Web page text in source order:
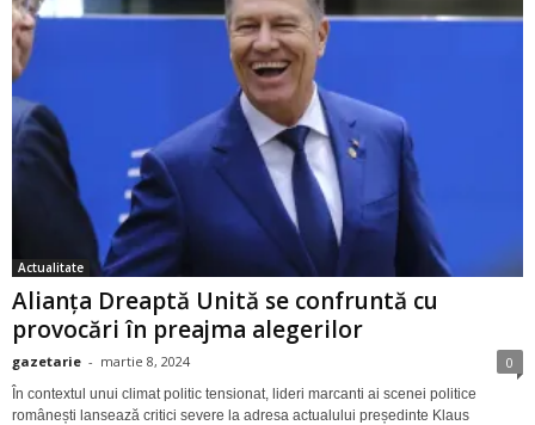
Actualitate
Alianța Dreaptă Unită se confruntă cu
provocări în preajma alegerilor
gazetarie - martie 8, 2024 0
În contextul unui climat politic tensionat, lideri marcanti ai scenei politice
românești lansează critici severe la adresa actualului președinte Klaus